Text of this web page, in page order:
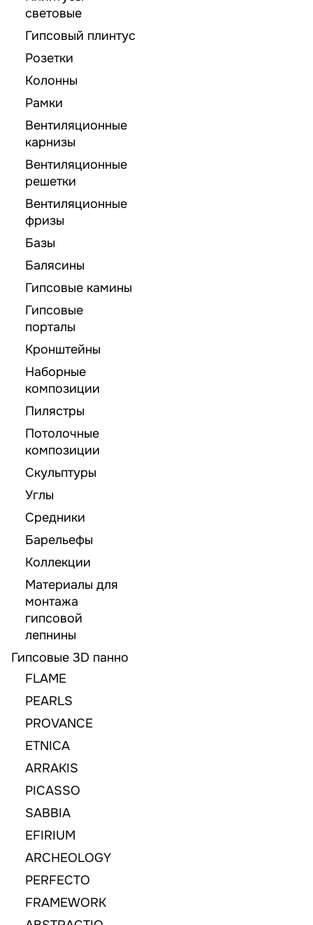
световые
Гипсовый плинтус
Розетки
Колонны
Рамки
Вентиляционные
карнизы
Вентиляционные
решетки
Вентиляционные
фризы
Базы
Балясины
Гипсовые камины
Гипсовые
порталы
Кронштейны
Наборные
композиции
Пилястры
Потолочные
композиции
Скульптуры
Углы
Средники
Барельефы
Коллекции
Материалы для
монтажа
гипсовой
лепнины
Гипсовые 3D панно
FLAME
PEARLS
PROVANCE
ETNICA
ARRAKIS
PICASSO
SABBIA
EFIRIUM
ARCHEOLOGY
PERFECTO
FRAMEWORK